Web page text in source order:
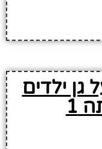
ילדים
1